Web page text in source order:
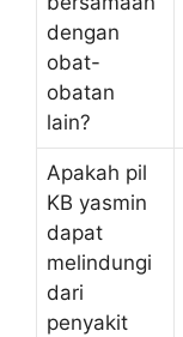
dengan
obat-
obatan
lain?
Apakah pil
KB yasmin
dapat
melindungi
dari
penyakit